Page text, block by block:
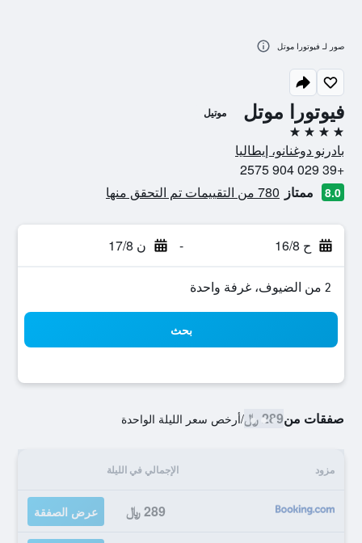
فيوتورا موتل موتيل
4 نجوم
بادرنو دوغنانو، إيطاليا
+39 029 904 2575
8.0 ممتاز 780 من التقييمات تم التحقق منها
ح 16/8 - ن 17/8
2 من الضيوف، غرفة واحدة
بحث
صفقات من289 ﷼ /أرخص سعر الليلة الواحدة
مزود الإجمالي في الليلة
289 ﷼ عرض الصفقة
صور لـ فيوتورا موتل